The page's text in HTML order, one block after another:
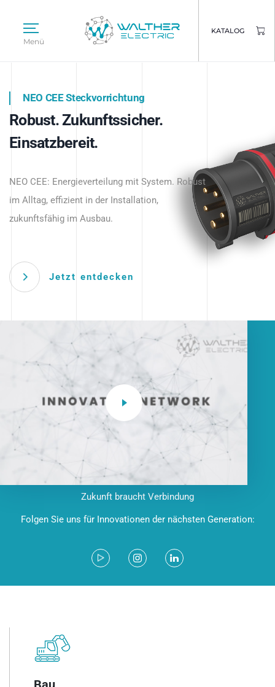
Menü
KATALOG
Intelligente Stromverteilung
beginnt hier.
NEO CEE Steckvorrichtung
Robust. Zukunftssicher.
Einsatzbereit.
NEO CEE: Energieverteilung mit System. Robust
im Alltag, effizient in der Installation,
zukunftsfähig im Ausbau.
Jetzt entdecken
Intelligenz trifft Energie.
Anwendungen – robust, IP-geschützt und
zukunftsfähig.
Zukunft braucht Verbindung
Folgen Sie uns für Innovationen der nächsten Generation: